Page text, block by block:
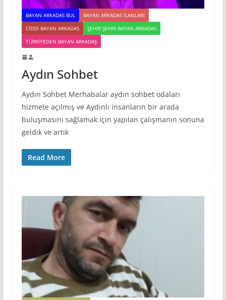
BAYAN ARKADAS BUL
BAYAN ARKADAS ILANLARI
CIDDI BAYAN ARKADAS
ŞEHIR ŞEHIR BAYAN ARKADAS
TÜRKIYEDEN BAYAN ARKADAŞ
Aydın Sohbet
Aydın Sohbet Merhabalar aydın sohbet odaları
hizmete açılmış ve Aydınlı insanların bir arada
buluşmasını sağlamak için yapılan çalışmanın sonuna
geldik ve artık
Read More